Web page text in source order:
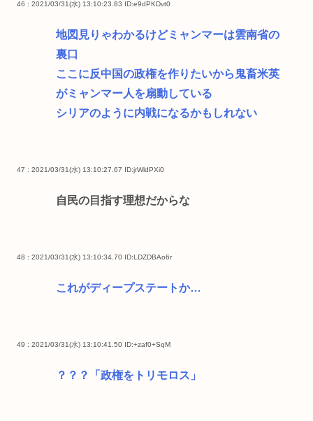
46 : 2021/03/31(水) 13:10:23.83 ID:e9dPKDvt0
地図見りゃわかるけどミャンマーは雲南省の
裏口
ここに反中国の政権を作りたいから鬼畜米英
がミャンマー人を扇動している
シリアのように内戦になるかもしれない
47 : 2021/03/31(水) 13:10:27.67 ID:jrWldPXi0
自民の目指す理想だからな
48 : 2021/03/31(水) 13:10:34.70 ID:LDZDBAo6r
これがディープステートか…
49 : 2021/03/31(水) 13:10:41.50 ID:+zaf0+SqM
？？？「政権をトリモロス」